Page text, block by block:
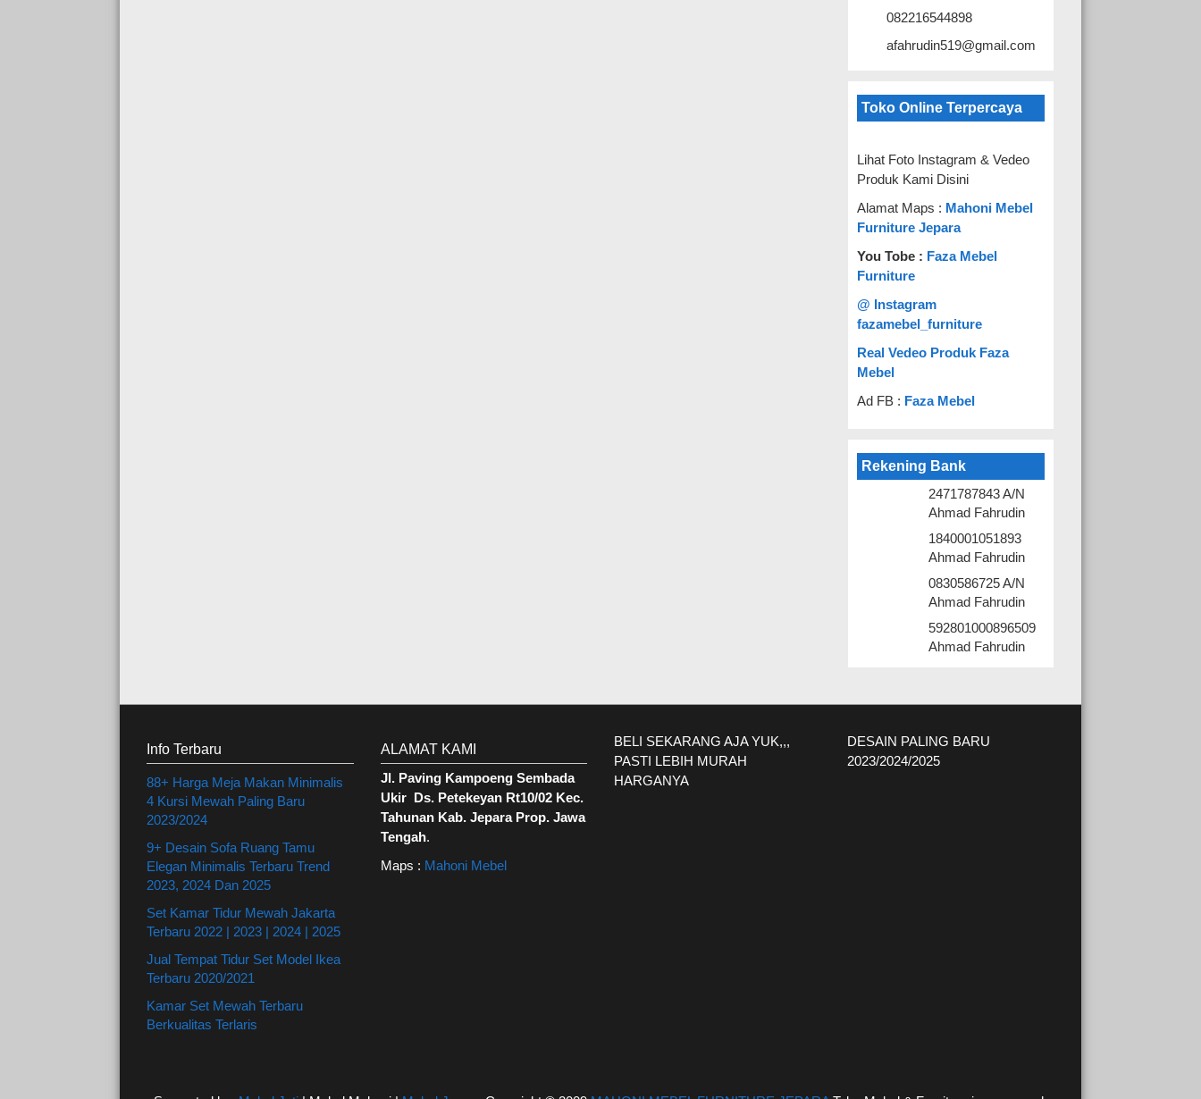
082216544898
afahrudin519@gmail.com
Toko Online Terpercaya
Lihat Foto Instagram & Vedeo
Produk Kami Disini
Alamat Maps : Mahoni Mebel
Furniture Jepara
You Tobe : Faza Mebel
Furniture
@ Instagram
fazamebel_furniture
Real Vedeo Produk Faza
Mebel
Ad FB : Faza Mebel
Rekening Bank
2471787843 A/N
Ahmad Fahrudin
1840001051893
Ahmad Fahrudin
0830586725 A/N
Ahmad Fahrudin
592801000896509
Ahmad Fahrudin
Info Terbaru
88+ Harga Meja Makan Minimalis
4 Kursi Mewah Paling Baru
2023/2024
9+ Desain Sofa Ruang Tamu
Elegan Minimalis Terbaru Trend
2023, 2024 Dan 2025
Set Kamar Tidur Mewah Jakarta
Terbaru 2022 | 2023 | 2024 | 2025
Jual Tempat Tidur Set Model Ikea
Terbaru 2020/2021
Kamar Set Mewah Terbaru
Berkualitas Terlaris
ALAMAT KAMI
Jl. Paving Kampoeng Sembada
Ukir Ds. Petekeyan Rt10/02 Kec.
Tahunan Kab. Jepara Prop. Jawa
Tengah.
Maps : Mahoni Mebel
BELI SEKARANG AJA YUK,,,
PASTI LEBIH MURAH
HARGANYA
DESAIN PALING BARU
2023/2024/2025